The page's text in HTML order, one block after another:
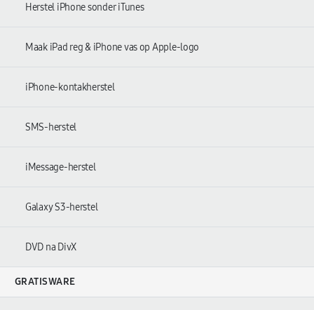
Herstel iPhone sonder iTunes
Maak iPad reg & iPhone vas op Apple-logo
iPhone-kontakherstel
SMS-herstel
iMessage-herstel
Galaxy S3-herstel
DVD na DivX
GRATISWARE